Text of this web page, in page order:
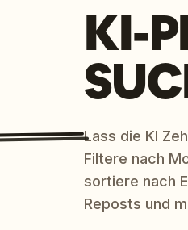
KI-
Lass die KI
Filtere nach
sortiere nach
Reposts und